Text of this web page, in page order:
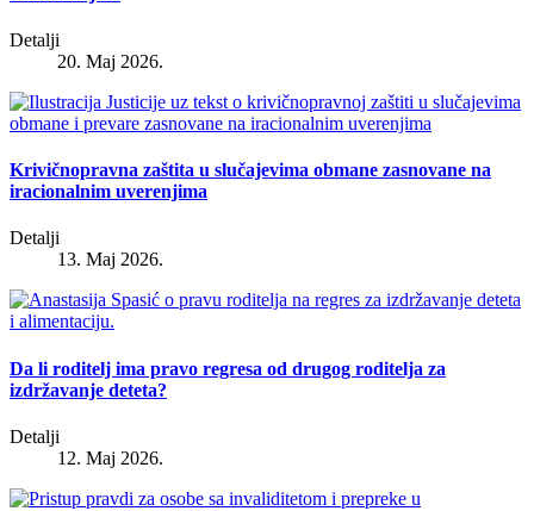
Detalji
20. Maj 2026.
Krivičnopravna zaštita u slučajevima obmane zasnovane na
iracionalnim uverenjima
Detalji
13. Maj 2026.
Da li roditelj ima pravo regresa od drugog roditelja za
izdržavanje deteta?
Detalji
12. Maj 2026.